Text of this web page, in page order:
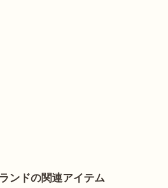
ンドの関連アイテム